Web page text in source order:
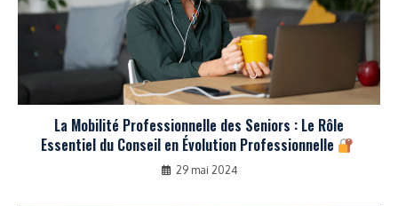
La Mobilité Professionnelle des Seniors : Le Rôle
Essentiel du Conseil en Évolution Professionnelle
29 mai 2024